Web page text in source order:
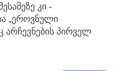
კი -
„ეროვნული
არჩევნების პირველ